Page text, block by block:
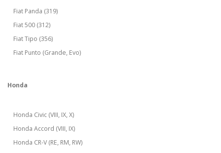
Fiat Panda (319)
Fiat 500 (312)
Fiat Tipo (356)
Fiat Punto (Grande, Evo)
Honda
Honda Civic (VIII, IX, X)
Honda Accord (VIII, IX)
Honda CR-V (RE, RM, RW)